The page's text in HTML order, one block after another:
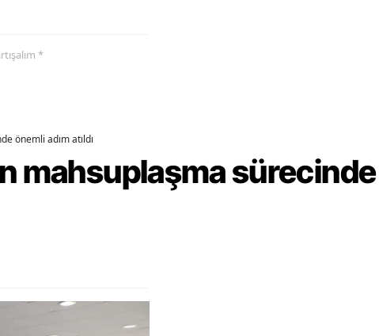
*
önemli adım atıldı
mahsuplaşma sürecinde